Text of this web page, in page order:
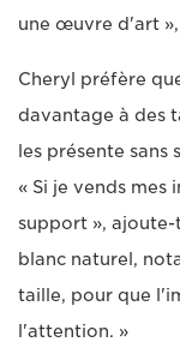
une œuvre d'art »,
Cheryl préfère
davantage à des
les présente
« Si je vends mes
support »,
blanc naturel,
taille, pour que
l'attention. »